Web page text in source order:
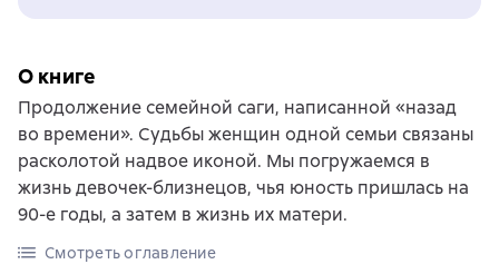
О книге
Продолжение семейной саги, написанной «назад
во времени». Судьбы женщин одной семьи связаны
расколотой надвое иконой. Мы погружаемся в
жизнь девочек-близнецов, чья юность пришлась на
90-е годы, а затем в жизнь их матери.
Смотреть оглавление